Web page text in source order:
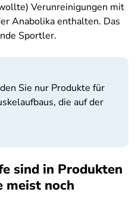
Verunreinigungen mit
Anabolika enthalten. Das
Sportler.
Sie nur Produkte für
die auf der
sind in Produkten
meist noch